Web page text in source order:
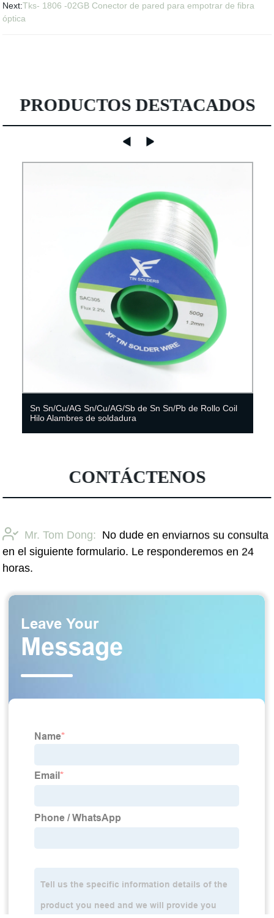
Next:Tks- 1806 -02GB Conector de pared para empotrar de fibra
óptica
PRODUCTOS DESTACADOS
Sn Sn/Cu/AG Sn/Cu/AG/Sb de Sn Sn/Pb de Rollo Coil
Hilo Alambres de soldadura
CONTÁCTENOS
Mr. Tom Dong: No dude en enviarnos su consulta
en el siguiente formulario. Le responderemos en 24
horas.